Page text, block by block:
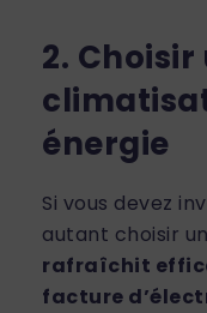
2. Choisir
énergie
Si vous devez
autant choisir
rafraîchit
facture